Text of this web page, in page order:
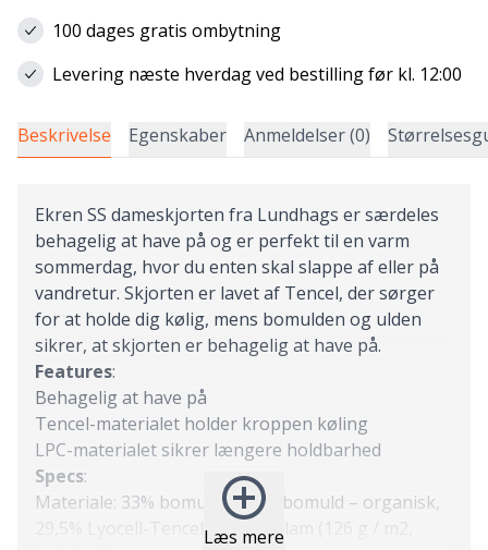
100 dages gratis ombytning
Levering næste hverdag ved bestilling før kl. 12:00
Beskrivelse Egenskaber Anmeldelser (0)
Læs mere
Ekren SS dameskjorten fra Lundhags er særdeles
behagelig at have på og er perfekt til en varm
sommerdag, hvor du enten skal slappe af eller på
vandretur. Skjorten er lavet af Tencel, der sørger
for at holde dig kølig, mens bomulden og ulden
sikrer, at skjorten er behagelig at have på.
Features:
Behagelig at have på
Tencel-materialet holder kroppen køling
LPC-materialet sikrer længere holdbarhed
Specs:
Materiale: 33% bomuld, 29,5% bomuld – organisk,
29,5% Lyocell-Tencel, 8% uld – lam (126 g / m2,